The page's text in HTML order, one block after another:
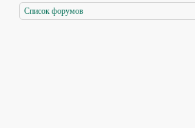
Список форумов